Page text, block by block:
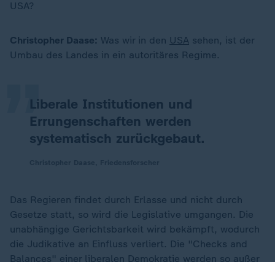
USA?
Christopher Daase: Was wir in den USA sehen, ist der
Umbau des Landes in ein autoritäres Regime.
Liberale Institutionen und
Errungenschaften werden
systematisch zurückgebaut.
„
Das Regieren findet durch Erlasse und nicht durch
Gesetze statt, so wird die Legislative umgangen. Die
unabhängige Gerichtsbarkeit wird bekämpft, wodurch
die Judikative an Einfluss verliert. Die "Checks and
Balances" einer liberalen Demokratie werden so außer